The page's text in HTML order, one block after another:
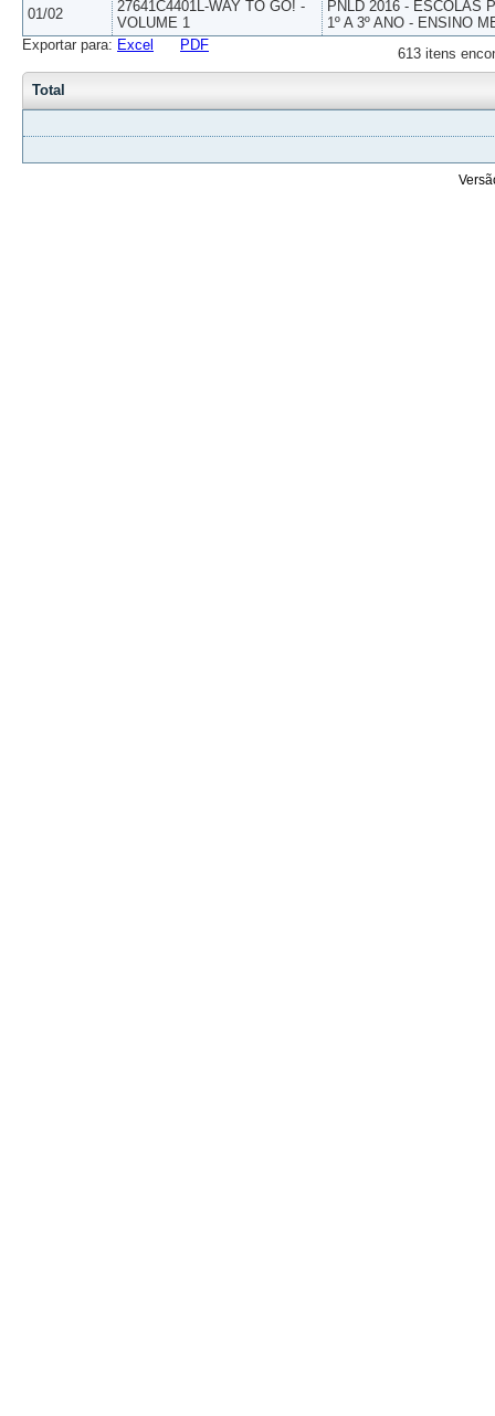
01/02
27641C4401L-WAY TO GO! -
VOLUME 1
PNLD 2016 - ESCOLAS
1º A 3º ANO - ENSINO
613 itens
Exportar para: Excel PDF
Total